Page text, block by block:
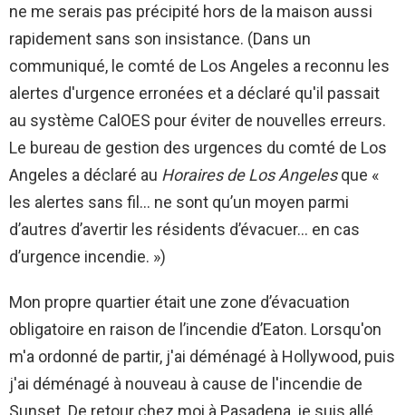
ne me serais pas précipité hors de la maison aussi
rapidement sans son insistance. (Dans un
communiqué, le comté de Los Angeles a reconnu les
alertes d'urgence erronées et a déclaré qu'il passait
au système CalOES pour éviter de nouvelles erreurs.
Le bureau de gestion des urgences du comté de Los
Angeles a déclaré au Horaires de Los Angelesque «
les alertes sans fil… ne sont qu’un moyen parmi
d’autres d’avertir les résidents d’évacuer… en cas
d’urgence incendie. »)
Mon propre quartier était une zone d’évacuation
obligatoire en raison de l’incendie d’Eaton. Lorsqu'on
m'a ordonné de partir, j'ai déménagé à Hollywood, puis
j'ai déménagé à nouveau à cause de l'incendie de
Sunset. De retour chez moi à Pasadena, je suis allé